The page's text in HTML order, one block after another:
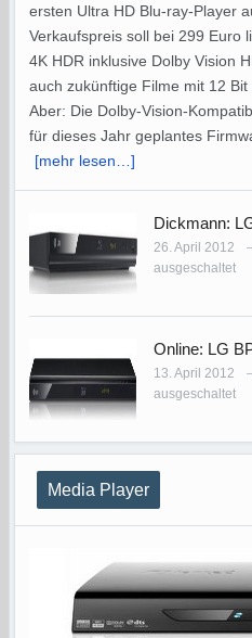
ersten Ultra HD Blu-ray-Player
Verkaufspreis soll bei 299 Euro
4K HDR inklusive Dolby Vision
auch zukünftige Filme mit 12
Aber: Die Dolby-Vision-
für dieses Jahr geplantes
[mehr lesen…]
Dickmann:
26. April 2012
ausgeschaltet
Online: LG
13. April 2012
ausgeschaltet
Media Player